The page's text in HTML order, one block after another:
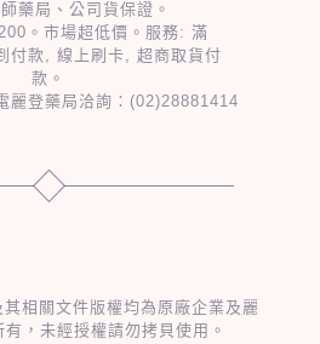
藥局、公司貨保證。
。市場超低價。服務: 滿
付款, 線上刷卡, 超商取貨付
款。
麗登藥局洽詢： (02)28881414
相關文件版權均為原廠企業及麗
，未經授權請勿拷貝使用。